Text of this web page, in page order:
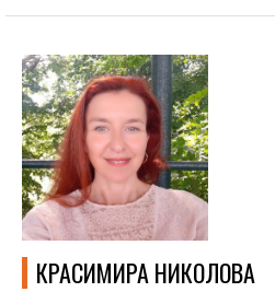
КРАСИМИРА НИКОЛОВА